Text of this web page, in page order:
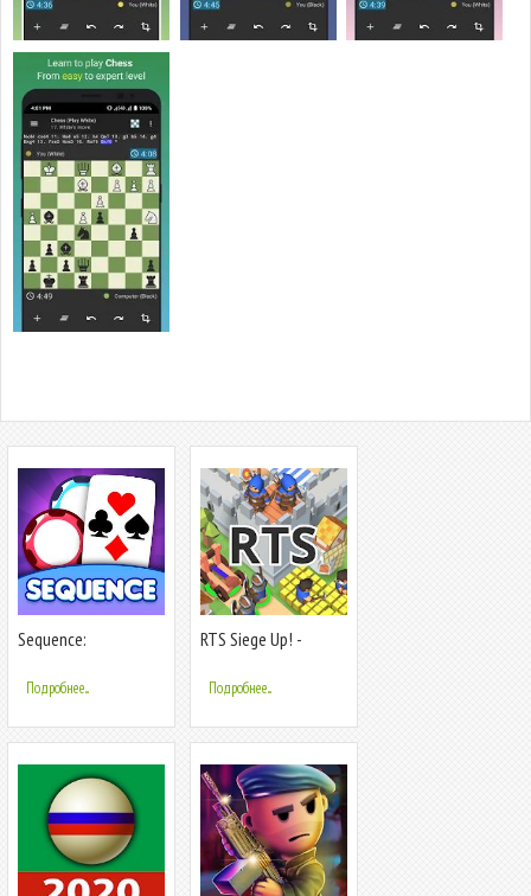
Sequence:
Подробнее...
RTS Siege Up! -
стратегия Оффлайн
Подробнее...